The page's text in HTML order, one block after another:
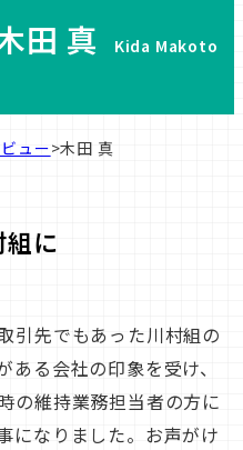
田 真 Kida Makoto
ュー>木田 真
に
引先でもあった川村組の
る会社の印象を受け、
の維持業務担当者の方に
になりました。お声がけ